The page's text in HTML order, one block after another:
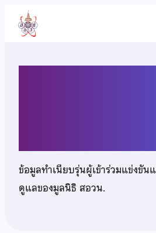
เนื้อหา
ข้อมูลทำเนียบรุ่นผู้เข้าร่วมแข่งขัน
ดูแลของมูลนิธิ สอวน.